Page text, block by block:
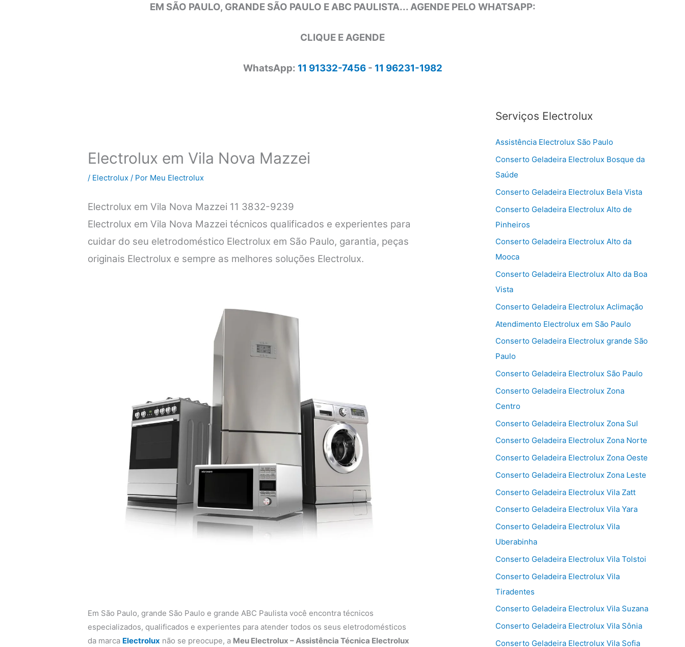
EM SÃO PAULO, GRANDE SÃO PAULO E ABC PAULISTA... AGENDE PELO WHATSAPP:
CLIQUE E AGENDE
WhatsApp: 11 91332-7456- 11 96231-1982
Electrolux em Vila Nova Mazzei
/ Electrolux / Por Meu Electrolux
Electrolux em Vila Nova Mazzei 11 3832-9239
Electrolux em Vila Nova Mazzei técnicos qualificados e experientes para
cuidar do seu eletrodoméstico Electrolux em São Paulo, garantia, peças
originais Electrolux e sempre as melhores soluções Electrolux.
Em São Paulo, grande São Paulo e grande ABC Paulista você encontra técnicos
especializados, qualificados e experientes para atender todos os seus eletrodomésticos
da marca Electrolux não se preocupe, a Meu Electrolux – Assistência Técnica Electrolux
Serviços Electrolux
Assistência Electrolux São Paulo
Conserto Geladeira Electrolux Bosque da
Saúde
Conserto Geladeira Electrolux Bela Vista
Conserto Geladeira Electrolux Alto de
Pinheiros
Conserto Geladeira Electrolux Alto da
Mooca
Conserto Geladeira Electrolux Alto da Boa
Vista
Conserto Geladeira Electrolux Aclimação
Atendimento Electrolux em São Paulo
Conserto Geladeira Electrolux grande São
Paulo
Conserto Geladeira Electrolux São Paulo
Conserto Geladeira Electrolux Zona
Centro
Conserto Geladeira Electrolux Zona Sul
Conserto Geladeira Electrolux Zona Norte
Conserto Geladeira Electrolux Zona Oeste
Conserto Geladeira Electrolux Zona Leste
Conserto Geladeira Electrolux Vila Zatt
Conserto Geladeira Electrolux Vila Yara
Conserto Geladeira Electrolux Vila
Uberabinha
Conserto Geladeira Electrolux Vila Tolstoi
Conserto Geladeira Electrolux Vila
Tiradentes
Conserto Geladeira Electrolux Vila Suzana
Conserto Geladeira Electrolux Vila Sônia
Conserto Geladeira Electrolux Vila Sofia